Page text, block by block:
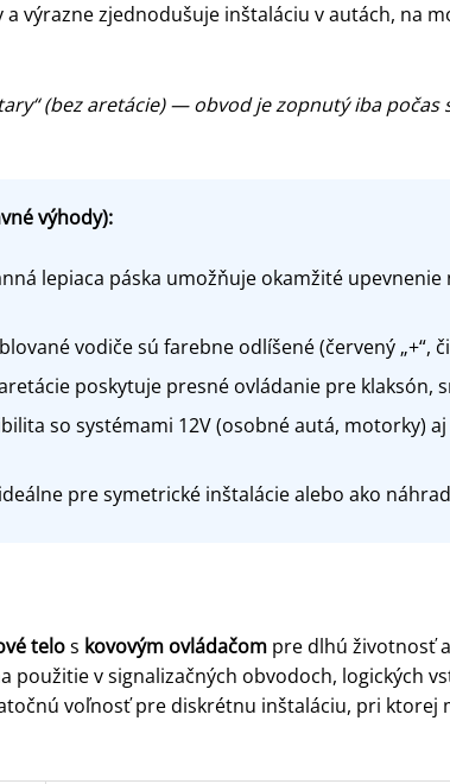
výrazne zjednodušuje inštaláciu v autách, na
(bez aretácie) — obvod je zopnutý iba počas
výhody):
lepiaca páska umožňuje okamžité upevnenie
vodiče sú farebne odlíšené (červený „+“,
poskytuje presné ovládanie pre klaksón,
so systémami 12V (osobné autá, motorky)
pre symetrické inštalácie alebo ako
telos kovovým ovládačompre dlhú životnosť
použitie v signalizačných obvodoch, logických
voľnosť pre diskrétnu inštaláciu, pri ktorej